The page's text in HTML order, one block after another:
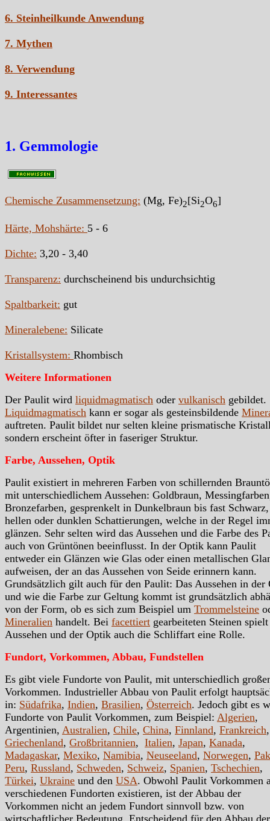
6. Steinheilkunde Anwendung
7. Mythen
8. Verwendung
9. Interessantes
1. Gemmologie
Chemische Zusammensetzung: (Mg, Fe)2[Si2O6]
Härte, Mohshärte: 5 - 6
Dichte: 3,20 - 3,40
Transparenz: durchscheinend bis undurchsichtig
Spaltbarkeit: gut
Mineralebene: Silicate
Kristallsystem: Rhombisch
Weitere Informationen
Der Paulit wird liquidmagmatisch oder vulkanisch gebildet.
Liquidmagmatisch kann er sogar als gesteinsbildende
auftreten. Paulit bildet nur selten kleine prismatische
sondern erscheint öfter in faseriger Struktur.
Farbe, Aussehen, Optik
Paulit existiert in mehreren Farben von schillernden
mit unterschiedlichem Aussehen: Goldbraun,
Bronzefarben, gesprenkelt in Dunkelbraun bis fast
hellen oder dunklen Schattierungen, welche in der Regel
glänzen. Sehr selten wird das Aussehen und die Farbe des
auch von Grüntönen beeinflusst. In der Optik kann Paulit
entweder ein Glänzen wie Glas oder einen metallischen
aufweisen, der an das Aussehen von Seide erinnern kann.
Grundsätzlich gilt auch für den Paulit: Das Aussehen in der
und wie die Farbe zur Geltung kommt ist grundsätzlich
von der Form, ob es sich zum Beispiel um Trommelsteine
Mineralien handelt. Bei facettiert gearbeiteten Steinen
Aussehen und der Optik auch die Schliffart eine Rolle.
Fundort, Vorkommen, Abbau, Fundstellen
Es gibt viele Fundorte von Paulit, mit unterschiedlich
Vorkommen. Industrieller Abbau von Paulit erfolgt
in: Südafrika, Indien, Brasilien, Österreich. Jedoch gibt es
Fundorte von Paulit Vorkommen, zum Beispiel: Algerien,
Argentinien, Australien, Chile, China, Finnland, Frankreich,
Griechenland, Großbritannien, Italien, Japan, Kanada,
Madagaskar, Mexiko, Namibia, Neuseeland, Norwegen,
Peru, Russland, Schweden, Schweiz, Spanien, Tschechien,
Türkei, Ukraine und den USA. Obwohl Paulit Vorkommen
verschiedenen Fundorten existieren, ist der Abbau der
Vorkommen nicht an jedem Fundort sinnvoll bzw. von
wirtschaftlicher Bedeutung. Entscheidend für den Abbau der